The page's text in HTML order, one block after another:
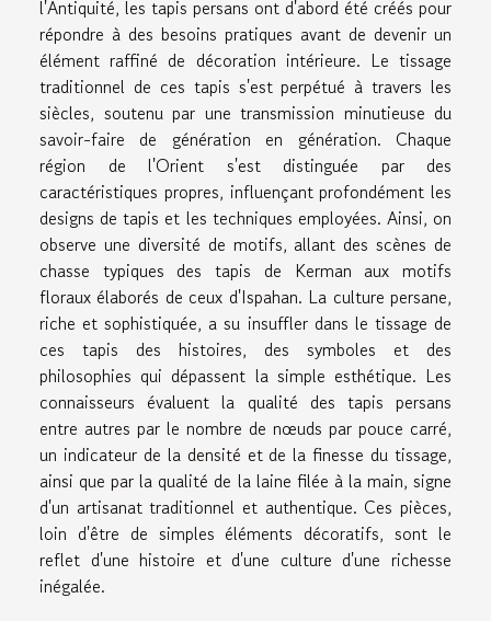
l'Antiquité, les tapis persans ont d'abord été créés pour
répondre à des besoins pratiques avant de devenir un
élément raffiné de décoration intérieure. Le tissage
traditionnel de ces tapis s'est perpétué à travers les
siècles, soutenu par une transmission minutieuse du
savoir-faire de génération en génération. Chaque
région de l'Orient s'est distinguée par des
caractéristiques propres, influençant profondément les
designs de tapis et les techniques employées. Ainsi, on
observe une diversité de motifs, allant des scènes de
chasse typiques des tapis de Kerman aux motifs
floraux élaborés de ceux d'Ispahan. La culture persane,
riche et sophistiquée, a su insuffler dans le tissage de
ces tapis des histoires, des symboles et des
philosophies qui dépassent la simple esthétique. Les
connaisseurs évaluent la qualité des tapis persans
entre autres par le nombre de nœuds par pouce carré,
un indicateur de la densité et de la finesse du tissage,
ainsi que par la qualité de la laine filée à la main, signe
d'un artisanat traditionnel et authentique. Ces pièces,
loin d'être de simples éléments décoratifs, sont le
reflet d'une histoire et d'une culture d'une richesse
inégalée.